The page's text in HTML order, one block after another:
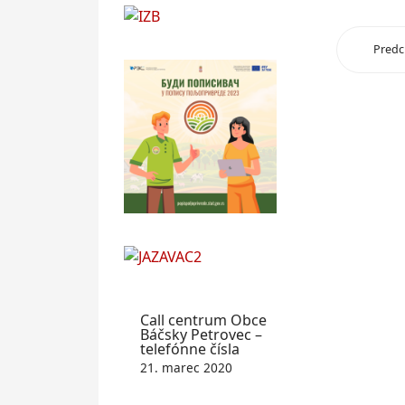
Call centrum Obce
Báčsky Petrovec –
telefónne čísla
21. marec 2020